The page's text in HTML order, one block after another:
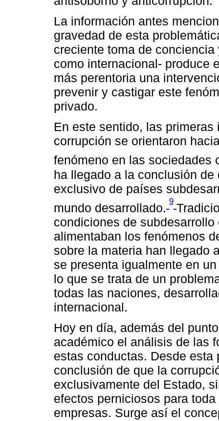
La información antes
gravedad de esta
creciente toma de
como internacional- produce
más perentoria una
prevenir y castigar este
privado.
En este sentido, las
corrupción se orientaron
fenómeno en las sociedades
ha llegado a la conclusión
exclusivo de países
mundo desarrollado.
9
condiciones de
alimentaban los fenómenos
sobre la materia han llegado
se presenta igualmente en
lo que se trata de un
todas las naciones,
internacional.
Hoy en día, además del
académico el análisis de las
estas conductas. Desde
conclusión de que la
exclusivamente del Estado,
efectos perniciosos para
empresas. Surge así el